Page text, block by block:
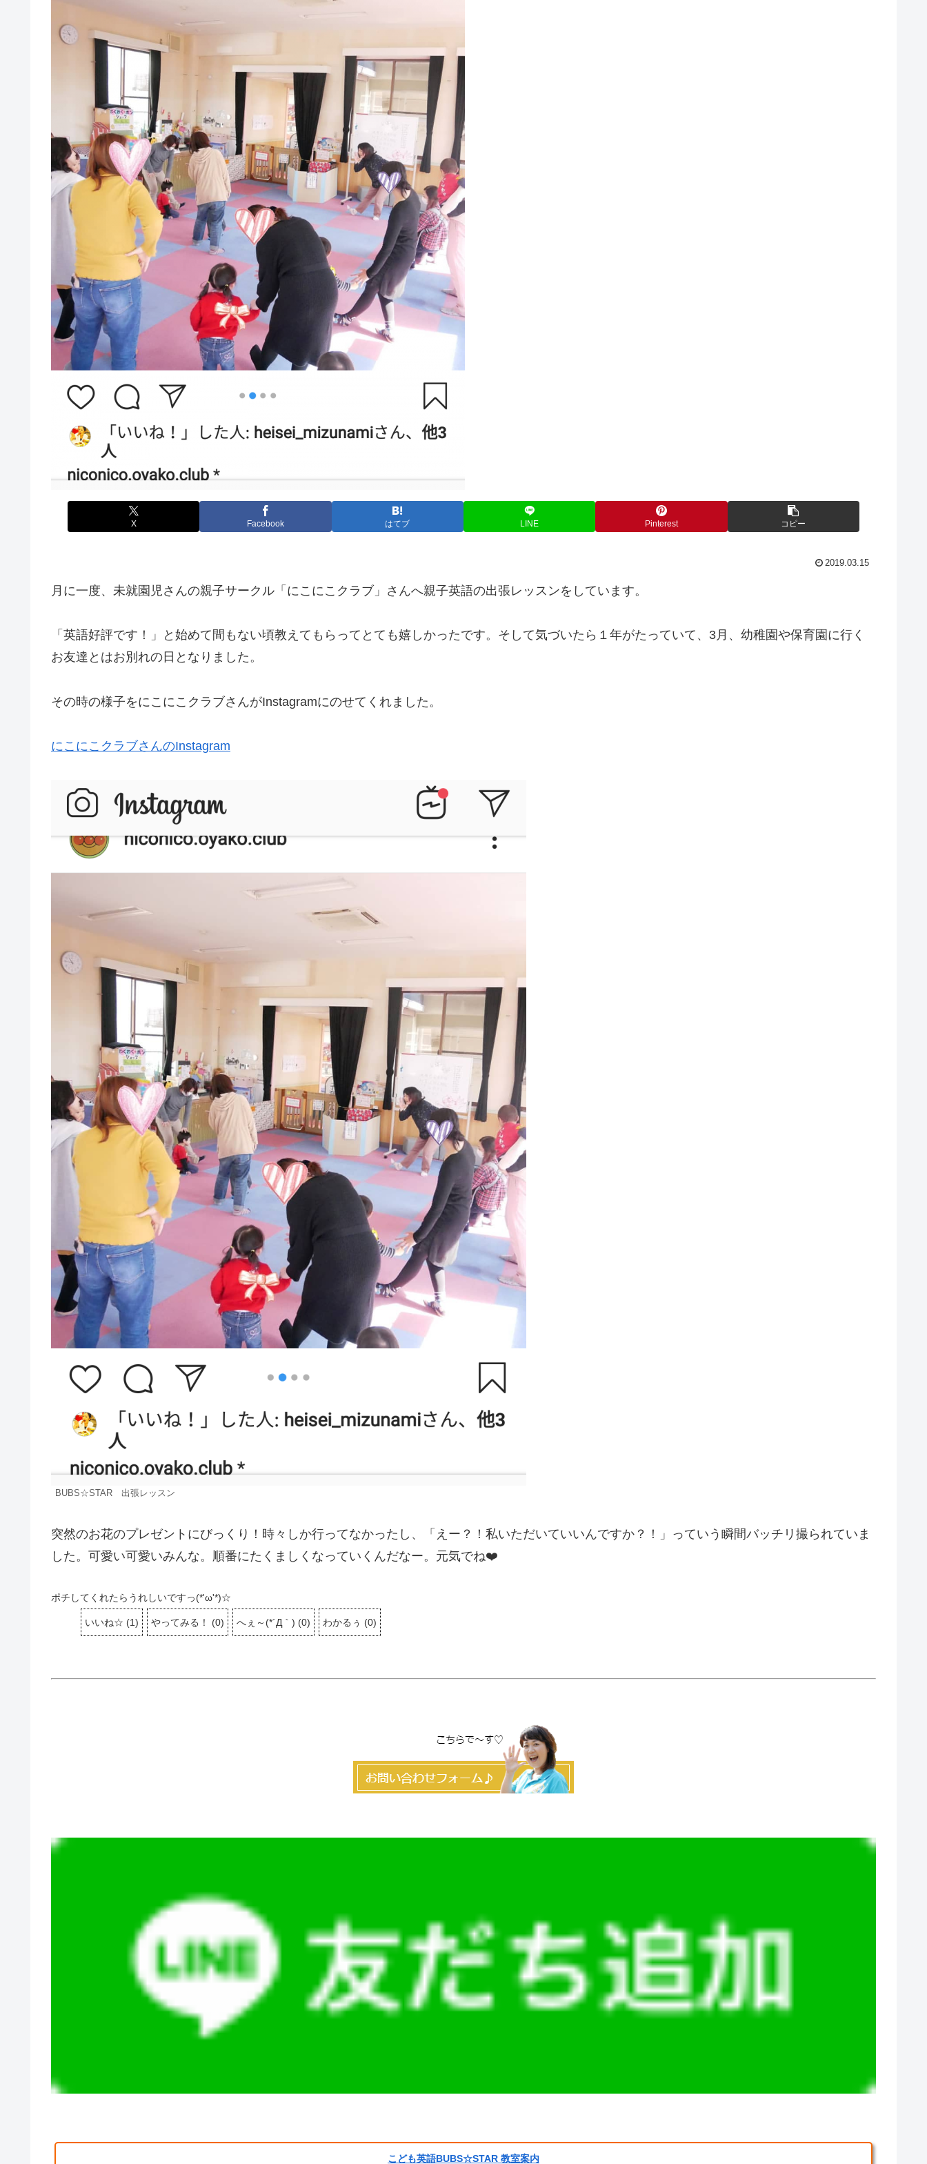
X Facebook はてブ LINE Pinterest コピー
2019.03.15
月に一度、未就園児さんの親子サークル「にこにこクラブ」さんへ親子英語の出張レッスンをしています。
「英語好評です！」と始めて間もない頃教えてもらってとても嬉しかったです。そして気づいたら１年がたっていて、3月、幼稚園や保育園に行く
お友達とはお別れの日となりました。
その時の様子をにこにこクラブさんがInstagramにのせてくれました。
にこにこクラブさんのInstagram
BUBS☆STAR 出張レッスン
突然のお花のプレゼントにびっくり！時々しか行ってなかったし、「えー？！私いただいていいんですか？！」っていう瞬間バッチリ撮られていま
した。可愛い可愛いみんな。順番にたくましくなっていくんだなー。元気でね❤️
ポチしてくれたらうれしいですっ(*'ω'*)☆
いいね☆ (1) やってみる！ (0) へぇ～(*´Д｀) (0) わかるぅ (0)
こども英語BUBS☆STAR 教室案内